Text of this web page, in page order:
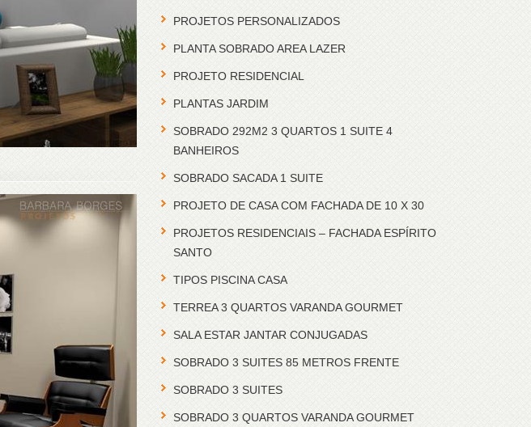
PROJETOS PERSONALIZADOS
PLANTA SOBRADO AREA LAZER
PROJETO RESIDENCIAL
PLANTAS JARDIM
SOBRADO 292M2 3 QUARTOS 1 SUITE 4
BANHEIROS
SOBRADO SACADA 1 SUITE
PROJETO DE CASA COM FACHADA DE 10 X 30
PROJETOS RESIDENCIAIS – FACHADA ESPÍRITO
SANTO
TIPOS PISCINA CASA
TERREA 3 QUARTOS VARANDA GOURMET
SALA ESTAR JANTAR CONJUGADAS
SOBRADO 3 SUITES 85 METROS FRENTE
SOBRADO 3 SUITES
SOBRADO 3 QUARTOS VARANDA GOURMET